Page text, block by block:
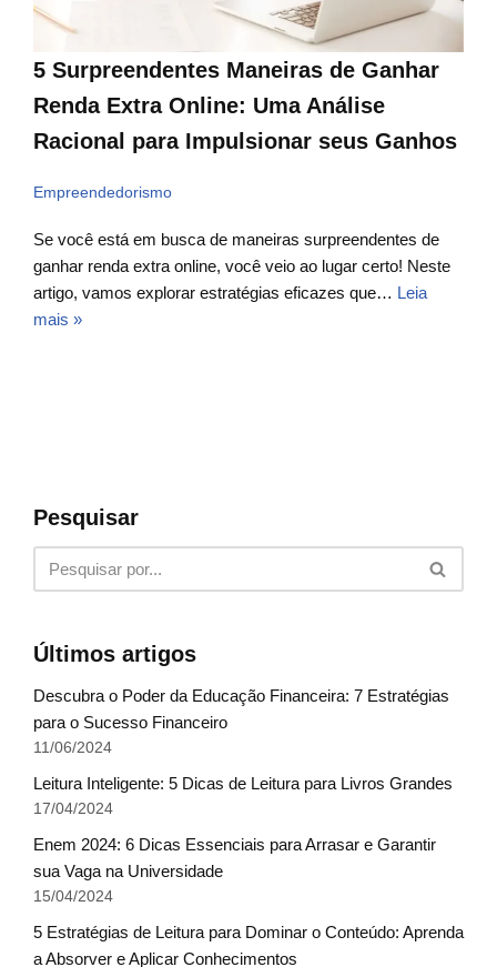
5 Surpreendentes Maneiras de Ganhar
Renda Extra Online: Uma Análise
Racional para Impulsionar seus Ganhos
Empreendedorismo
Se você está em busca de maneiras surpreendentes de
ganhar renda extra online, você veio ao lugar certo! Neste
artigo, vamos explorar estratégias eficazes que… Leia
mais »
Pesquisar
Últimos artigos
Descubra o Poder da Educação Financeira: 7 Estratégias
para o Sucesso Financeiro
11/06/2024
Leitura Inteligente: 5 Dicas de Leitura para Livros Grandes
17/04/2024
Enem 2024: 6 Dicas Essenciais para Arrasar e Garantir
sua Vaga na Universidade
15/04/2024
5 Estratégias de Leitura para Dominar o Conteúdo: Aprenda
a Absorver e Aplicar Conhecimentos